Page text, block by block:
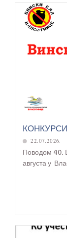
КОНКУРСИ
22.07.2026.
Поводом 40.
августа у